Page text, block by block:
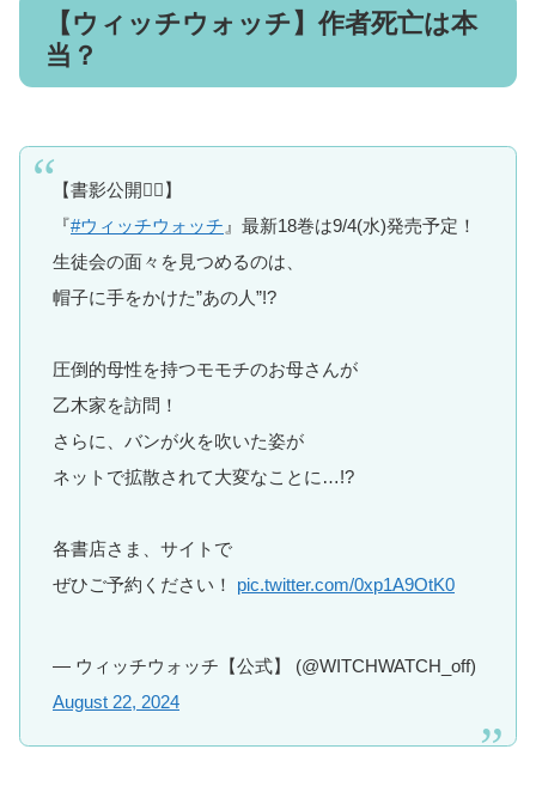
【ウィッチウォッチ】作者死亡は本
当？
【書影公開🧙‍♀️】
『#ウィッチウォッチ 』最新18巻は9/4(水)発売予定！
生徒会の面々を見つめるのは、
帽子に手をかけた”あの人”!?
圧倒的母性を持つモモチのお母さんが
乙木家を訪問！
さらに、バンが火を吹いた姿が
ネットで拡散されて大変なことに…!?
各書店さま、サイトで
ぜひご予約ください！ pic.twitter.com/0xp1A9OtK0
— ウィッチウォッチ【公式】 (@WITCHWATCH_off)
August 22, 2024